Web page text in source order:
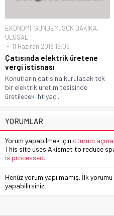
EKONOMİ, GÜNDEM, SON DAKİKA,
ULUSAL
11 Haziran 2018 16:06
Çatısında elektrik üretene
vergi istisnası
Konutların çatısına kurulacak tek
bir elektrik üretim tesisinde
üretilecek ihtiyaç...
YORUMLAR
Yorum yapabilmek için oturum
This site uses Akismet to reduce
is processed.
Henüz yorum yapılmamış. İlk
yapabilirsiniz.